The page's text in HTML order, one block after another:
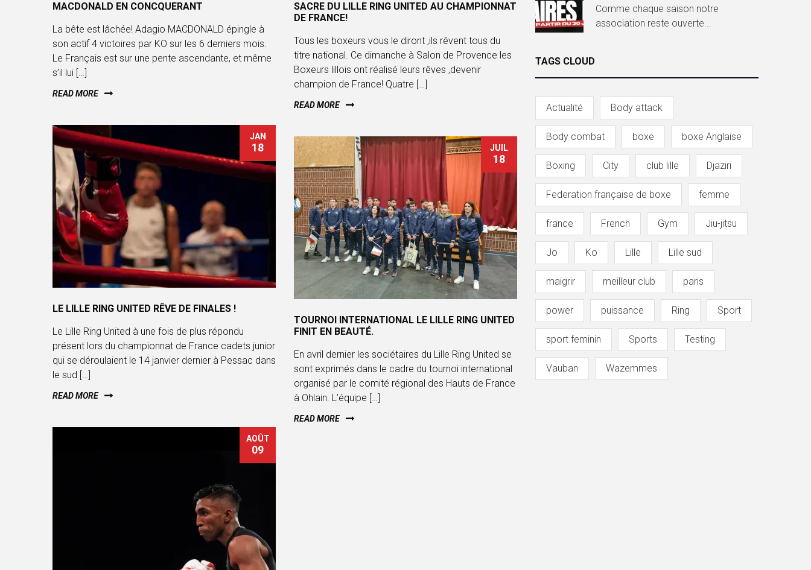
Comme chaque saison notre
association reste ouverte...
TAGS CLOUD
Actualité Body attack
Body combat boxe boxe Anglaise
Boxing City club lille Djaziri
Federation française de boxe femme
france French Gym Jiu-jitsu
Jo Ko Lille Lille sud
maigrir meilleur club paris
power puissance Ring Sport
sport feminin Sports Testing
Vauban Wazemmes
MACDONALD EN CONCQUERANT
La bête est lâchée! Adagio MACDONALD épingle à
son actif 4 victoires par KO sur les 6 derniers mois.
Le Français est sur une pente ascendante, et même
s’il lui […]
READ MORE
SACRE DU LILLE RING UNITED AU CHAMPIONNAT
DE FRANCE!
Tous les boxeurs vous le diront ,ils rêvent tous du
titre national. Ce dimanche à Salon de Provence les
Boxeurs lillois ont réalisé leurs rêves ,devenir
champion de France! Quatre […]
READ MORE
JAN
18
LE LILLE RING UNITED RÊVE DE FINALES !
Le Lille Ring United à une fois de plus répondu
présent lors du championnat de France cadets junior
qui se déroulaient le 14 janvier dernier à Pessac dans
le sud […]
READ MORE
JUIL
18
TOURNOI INTERNATIONAL LE LILLE RING UNITED
FINIT EN BEAUTÉ.
En avril dernier les sociétaires du Lille Ring United se
sont exprimés dans le cadre du tournoi international
organisé par le comité régional des Hauts de France
à Ohlain. L’équipe […]
READ MORE
AOÛT
09